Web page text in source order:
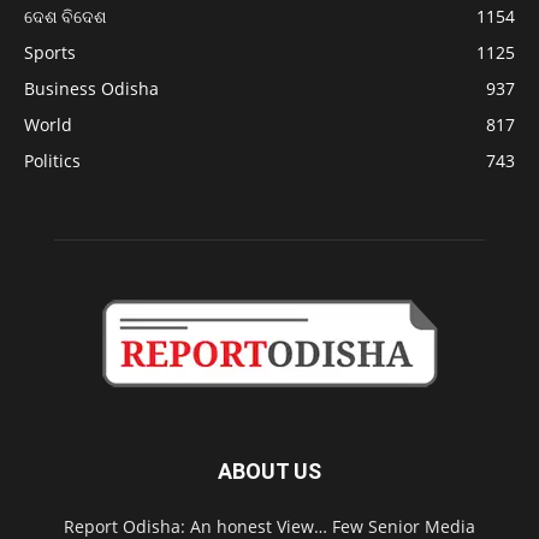
ଦେଶ ବିଦେଶ
1154
Sports
1125
Business Odisha
937
World
817
Politics
743
ABOUT US
Report Odisha: An honest View… Few Senior Media